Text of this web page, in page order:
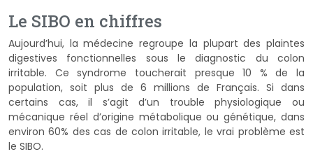
Le SIBO en chiffres
Aujourd’hui, la médecine regroupe la plupart des plaintes
digestives fonctionnelles sous le diagnostic du colon
irritable. Ce syndrome toucherait presque 10 % de la
population, soit plus de 6 millions de Français. Si dans
certains cas, il s’agit d’un trouble physiologique ou
mécanique réel d’origine métabolique ou génétique, dans
environ 60% des cas de colon irritable, le vrai problème est
le SIBO.